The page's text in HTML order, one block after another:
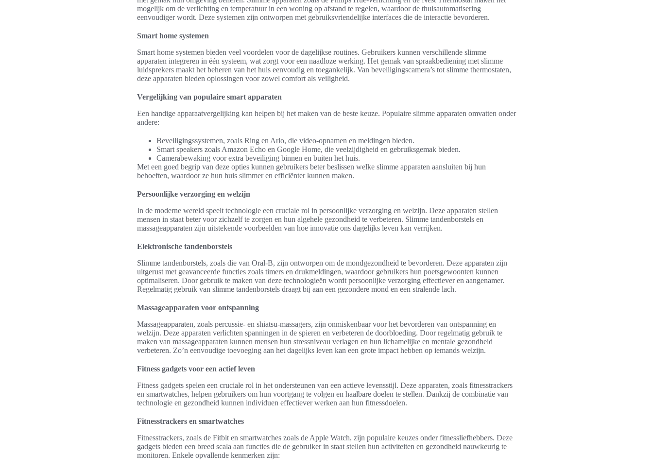
mogelijk om de verlichting en temperatuur in een woning op afstand te regelen, waardoor de thuisautomatisering
eenvoudiger wordt. Deze systemen zijn ontworpen met gebruiksvriendelijke interfaces die de interactie bevorderen.
Smart home systemen
Smart home systemen bieden veel voordelen voor de dagelijkse routines. Gebruikers kunnen verschillende slimme
apparaten integreren in één systeem, wat zorgt voor een naadloze werking. Het gemak van spraakbediening met slimme
luidsprekers maakt het beheren van het huis eenvoudig en toegankelijk. Van beveiligingscamera’s tot slimme thermostaten,
deze apparaten bieden oplossingen voor zowel comfort als veiligheid.
Vergelijking van populaire smart apparaten
Een handige apparaatvergelijking kan helpen bij het maken van de beste keuze. Populaire slimme apparaten omvatten onder
andere:
Beveiligingssystemen, zoals Ring en Arlo, die video-opnamen en meldingen bieden.
Smart speakers zoals Amazon Echo en Google Home, die veelzijdigheid en gebruiksgemak bieden.
Camerabewaking voor extra beveiliging binnen en buiten het huis.
Met een goed begrip van deze opties kunnen gebruikers beter beslissen welke slimme apparaten aansluiten bij hun
behoeften, waardoor ze hun huis slimmer en efficiënter kunnen maken.
Persoonlijke verzorging en welzijn
In de moderne wereld speelt technologie een cruciale rol in persoonlijke verzorging en welzijn. Deze apparaten stellen
mensen in staat beter voor zichzelf te zorgen en hun algehele gezondheid te verbeteren. Slimme tandenborstels en
massageapparaten zijn uitstekende voorbeelden van hoe innovatie ons dagelijks leven kan verrijken.
Elektronische tandenborstels
Slimme tandenborstels, zoals die van Oral-B, zijn ontworpen om de mondgezondheid te bevorderen. Deze apparaten zijn
uitgerust met geavanceerde functies zoals timers en drukmeldingen, waardoor gebruikers hun poetsgewoonten kunnen
optimaliseren. Door gebruik te maken van deze technologieën wordt persoonlijke verzorging effectiever en aangenamer.
Regelmatig gebruik van slimme tandenborstels draagt bij aan een gezondere mond en een stralende lach.
Massageapparaten voor ontspanning
Massageapparaten, zoals percussie- en shiatsu-massagers, zijn onmiskenbaar voor het bevorderen van ontspanning en
welzijn. Deze apparaten verlichten spanningen in de spieren en verbeteren de doorbloeding. Door regelmatig gebruik te
maken van massageapparaten kunnen mensen hun stressniveau verlagen en hun lichamelijke en mentale gezondheid
verbeteren. Zo’n eenvoudige toevoeging aan het dagelijks leven kan een grote impact hebben op iemands welzijn.
Fitness gadgets voor een actief leven
Fitness gadgets spelen een cruciale rol in het ondersteunen van een actieve levensstijl. Deze apparaten, zoals fitnesstrackers
en smartwatches, helpen gebruikers om hun voortgang te volgen en haalbare doelen te stellen. Dankzij de combinatie van
technologie en gezondheid kunnen individuen effectiever werken aan hun fitnessdoelen.
Fitnesstrackers en smartwatches
Fitnesstrackers, zoals de Fitbit en smartwatches zoals de Apple Watch, zijn populaire keuzes onder fitnessliefhebbers. Deze
gadgets bieden een breed scala aan functies die de gebruiker in staat stellen hun activiteiten en gezondheid nauwkeurig te
monitoren. Enkele opvallende kenmerken zijn: